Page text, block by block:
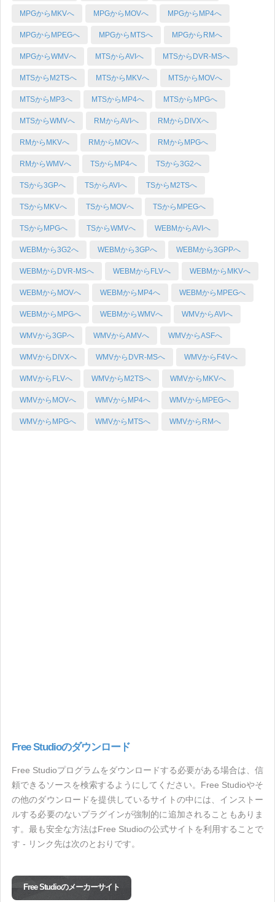
MPGからMKVへ MPGからMOVへ MPGからMP4へ
MPGからMPEGへ MPGからMTSへ MPGからRMへ
MPGからWMVへ MTSからAVIへ MTSからDVR-MSへ
MTSからM2TSへ MTSからMKVへ MTSからMOVへ
MTSからMP3へ MTSからMP4へ MTSからMPGへ
MTSからWMVへ RMからAVIへ RMからDIVXへ
RMからMKVへ RMからMOVへ RMからMPGへ
RMからWMVへ TSからMP4へ TSから3G2へ
TSから3GPへ TSからAVIへ TSからM2TSへ
TSからMKVへ TSからMOVへ TSからMPEGへ
TSからMPGへ TSからWMVへ WEBMからAVIへ
WEBMから3G2へ WEBMから3GPへ WEBMから3GPPへ
WEBMからDVR-MSへ WEBMからFLVへ WEBMからMKVへ
WEBMからMOVへ WEBMからMP4へ WEBMからMPEGへ
WEBMからMPGへ WEBMからWMVへ WMVからAVIへ
WMVから3GPへ WMVからAMVへ WMVからASFへ
WMVからDIVXへ WMVからDVR-MSへ WMVからF4Vへ
WMVからFLVへ WMVからM2TSへ WMVからMKVへ
WMVからMOVへ WMVからMP4へ WMVからMPEGへ
WMVからMPGへ WMVからMTSへ WMVからRMへ
Free Studioのダウンロード
Free Studioプログラムをダウンロードする必要がある場合は、信
頼できるソースを検索するようにしてください。Free Studioやそ
の他のダウンロードを提供しているサイトの中には、インストー
ルする必要のないプラグインが強制的に追加されることもありま
す。最も安全な方法はFree Studioの公式サイトを利用することで
す - リンク先は次のとおりです。
Free Studioのメーカーサイト